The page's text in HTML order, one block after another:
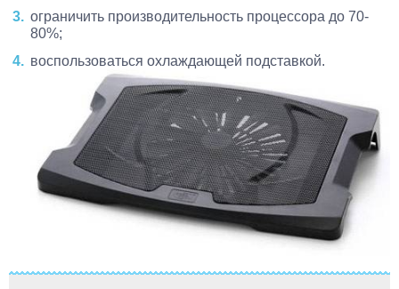
ограничить производительность процессора до 70-
80%;
воспользоваться охлаждающей подставкой.